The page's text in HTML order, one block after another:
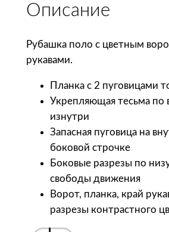
т
о
т
Описание
Рубашка поло с цветным
рукавами.
Планка с 2 пуговицами
Укрепляющая тесьма по
изнутри
Запасная пуговица на
боковой строчке
Боковые разрезы по
свободы движения
Ворот, планка, край
разрезы контрастного